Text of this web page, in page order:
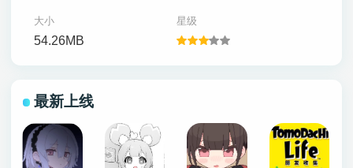
大小
54.26MB
星级
最新上线